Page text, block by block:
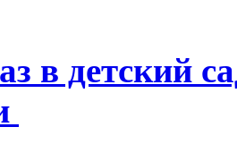
в детский